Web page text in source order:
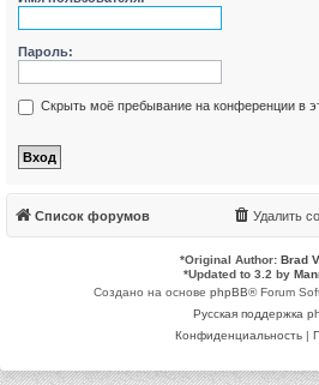
Пароль:
Скрыть моё пребывание на конференции в
Список форумов Удалить
*Original Author: Brad
*Updated to 3.2 by
Создано на основе phpBB® Forum
Русская поддержка
Конфиденциальность|